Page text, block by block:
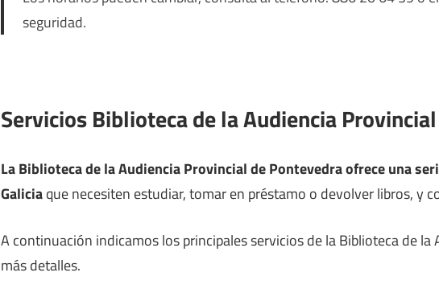
seguridad.
Servicios Biblioteca de la Audiencia
La Biblioteca de la Audiencia Provincial de Pontevedra ofrece una
Galiciaque necesiten estudiar, tomar en préstamo o devolver libros, y
A continuación indicamos los principales servicios de la Biblioteca de
más detalles.